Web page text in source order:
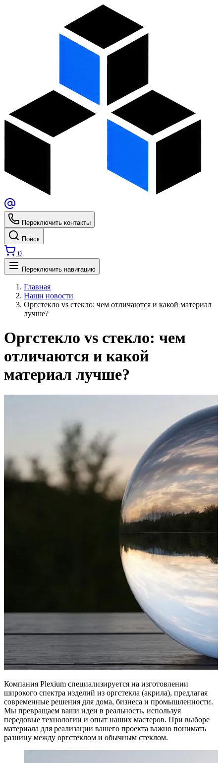
Переключить контакты
Поиск
0
Переключить навигацию
Главная
Наши новости
Оргстекло vs стекло: чем отличаются и какой материал
лучше?
Оргстекло vs стекло: чем
отличаются и какой
материал лучше?
Компания Plexium специализируется на изготовлении
широкого спектра изделий из оргстекла (акрила), предлагая
современные решения для дома, бизнеса и промышленности.
Мы превращаем ваши идеи в реальность, используя
передовые технологии и опыт наших мастеров. При выборе
материала для реализации вашего проекта важно понимать
разницу между оргстеклом и обычным стеклом.